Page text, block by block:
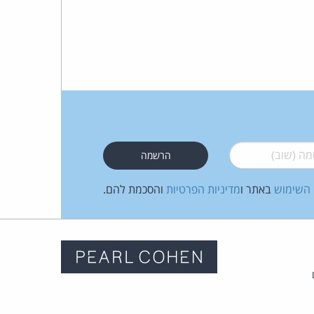
(שוב)*
השימוש באתר ומדיניות הפרטיות והסכמת להם.